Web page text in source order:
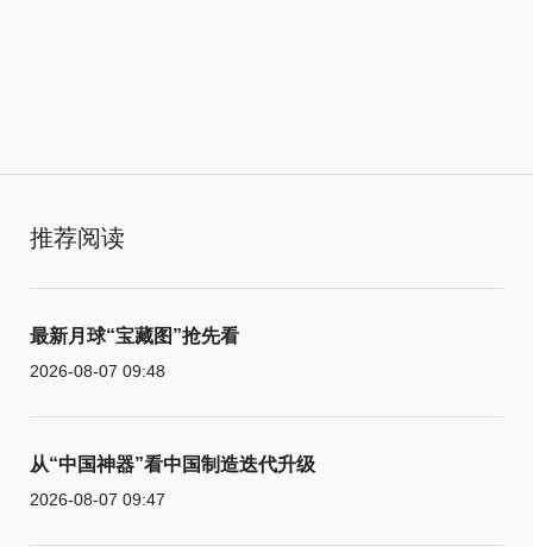
推荐阅读
最新月球“宝藏图”抢先看
2026-08-07 09:48
从“中国神器”看中国制造迭代升级
2026-08-07 09:47